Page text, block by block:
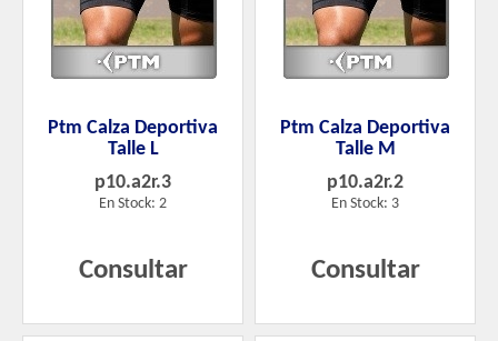
Ptm Calza Deportiva
Talle L
p10.a2r.3
En Stock: 2
Consultar
Ptm Calza Deportiva
Talle M
p10.a2r.2
En Stock: 3
Consultar